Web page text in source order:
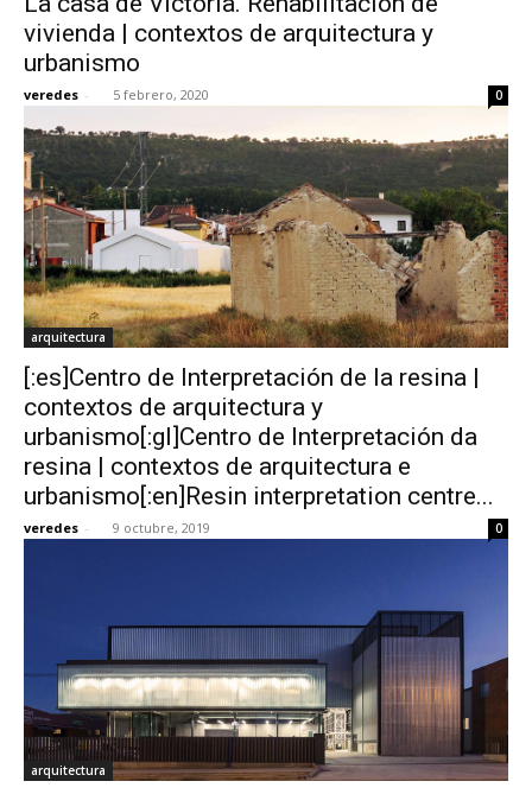
vivienda | contextos de arquitectura y
urbanismo
veredes - 5 febrero, 2020 0
arquitectura
[:es]Centro de Interpretación de la resina |
contextos de arquitectura y
urbanismo[:gl]Centro de Interpretación da
resina | contextos de arquitectura e
urbanismo[:en]Resin interpretation centre...
veredes - 9 octubre, 2019 0
arquitectura